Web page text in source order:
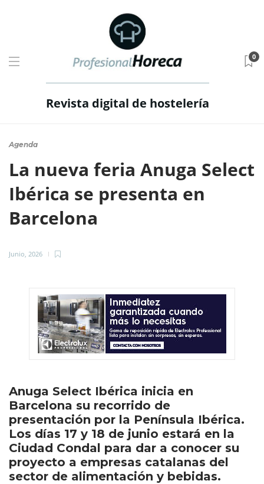
Revista digital de hostelería
0
Agenda
La nueva feria Anuga Select
Ibérica se presenta en
Barcelona
Junio, 2026
Anuga Select Ibérica inicia en
Barcelona su recorrido de
presentación por la Península Ibérica.
Los días 17 y 18 de junio estará en la
Ciudad Condal para dar a conocer su
proyecto a empresas catalanas del
sector de alimentación y bebidas.